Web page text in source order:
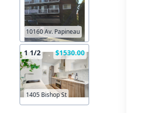
10160 Av. Papineau
1 1/2 $1530.00
1405 Bishop St